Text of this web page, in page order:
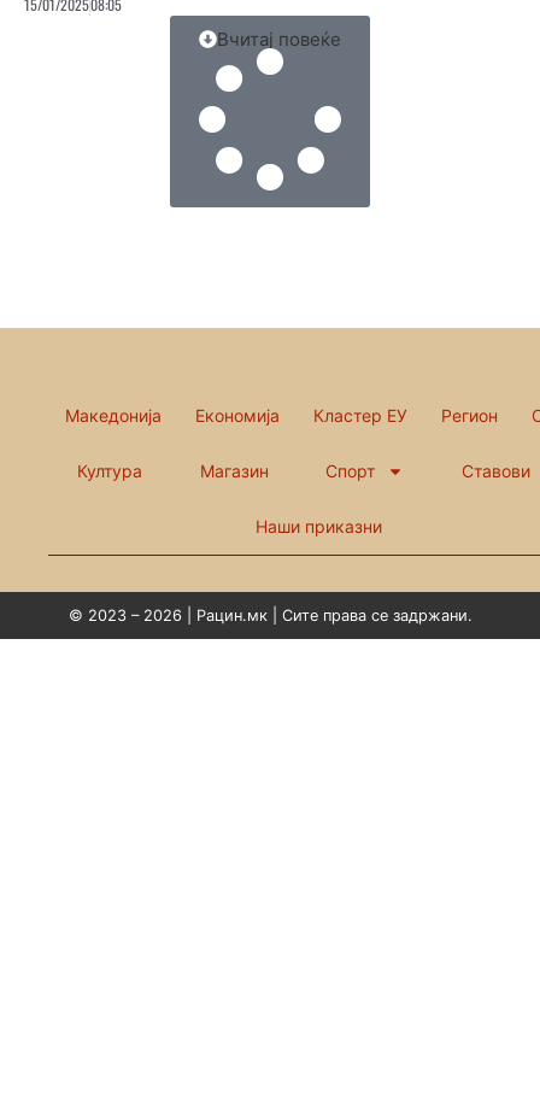
Вчитај повеќе
Македонија Економија Кластер ЕУ Регион
Култура Магазин Спорт Ставови
Наши приказни
© 2023 – 2026 | Рацин.мк | Сите права се задржани.